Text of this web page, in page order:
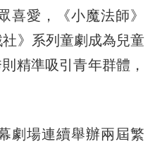
喜愛，《小魔法師》
社》系列童劇成為兒童
精準吸引青年群體，
場連續舉辦兩屆繁